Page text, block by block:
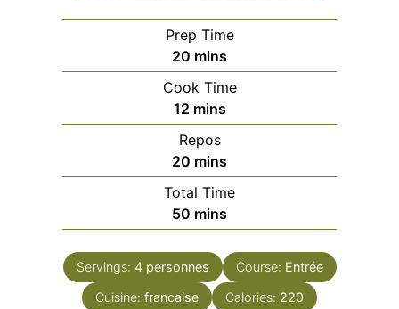
Prep Time
20 minutes
mins
Cook Time
12minutes
mins
Repos
20 minutes
mins
Total Time
50 minutes
mins
Servings: 4 personnes Course: Entrée
Cuisine: francaise Calories: 220